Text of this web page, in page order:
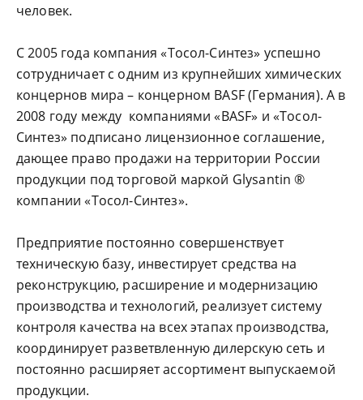
человек.
С 2005 года компания «Тосол-Синтез» успешно
сотрудничает с одним из крупнейших химических
концернов мира – концерном BASF (Германия). А в
2008 году между компаниями «BASF» и «Тосол-
Синтез» подписано лицензионное соглашение,
дающее право продажи на территории России
продукции под торговой маркой Glysantin ®
компании «Тосол-Синтез».
Предприятие постоянно совершенствует
техническую базу, инвестирует средства на
реконструкцию, расширение и модернизацию
производства и технологий, реализует систему
контроля качества на всех этапах производства,
координирует разветвленную дилерскую сеть и
постоянно расширяет ассортимент выпускаемой
продукции.